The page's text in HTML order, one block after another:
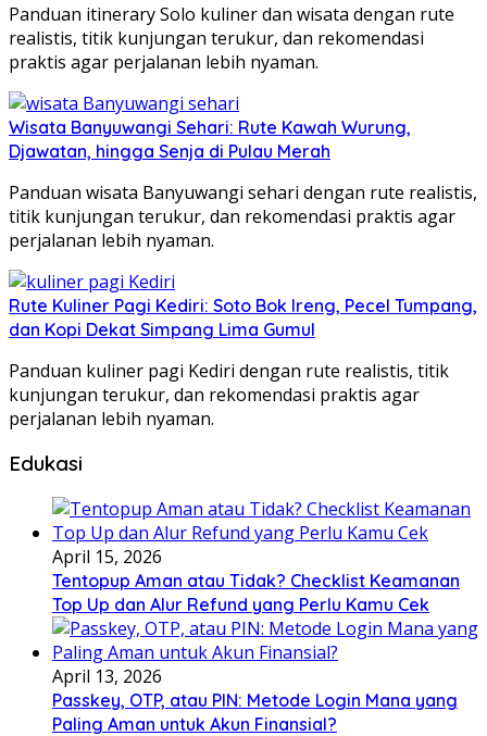
Panduan itinerary Solo kuliner dan wisata dengan rute
realistis, titik kunjungan terukur, dan rekomendasi
praktis agar perjalanan lebih nyaman.
Wisata Banyuwangi Sehari: Rute Kawah Wurung,
Djawatan, hingga Senja di Pulau Merah
Panduan wisata Banyuwangi sehari dengan rute realistis,
titik kunjungan terukur, dan rekomendasi praktis agar
perjalanan lebih nyaman.
Rute Kuliner Pagi Kediri: Soto Bok Ireng, Pecel Tumpang,
dan Kopi Dekat Simpang Lima Gumul
Panduan kuliner pagi Kediri dengan rute realistis, titik
kunjungan terukur, dan rekomendasi praktis agar
perjalanan lebih nyaman.
Edukasi
April 15, 2026
Tentopup Aman atau Tidak? Checklist Keamanan
Top Up dan Alur Refund yang Perlu Kamu Cek
April 13, 2026
Passkey, OTP, atau PIN: Metode Login Mana yang
Paling Aman untuk Akun Finansial?